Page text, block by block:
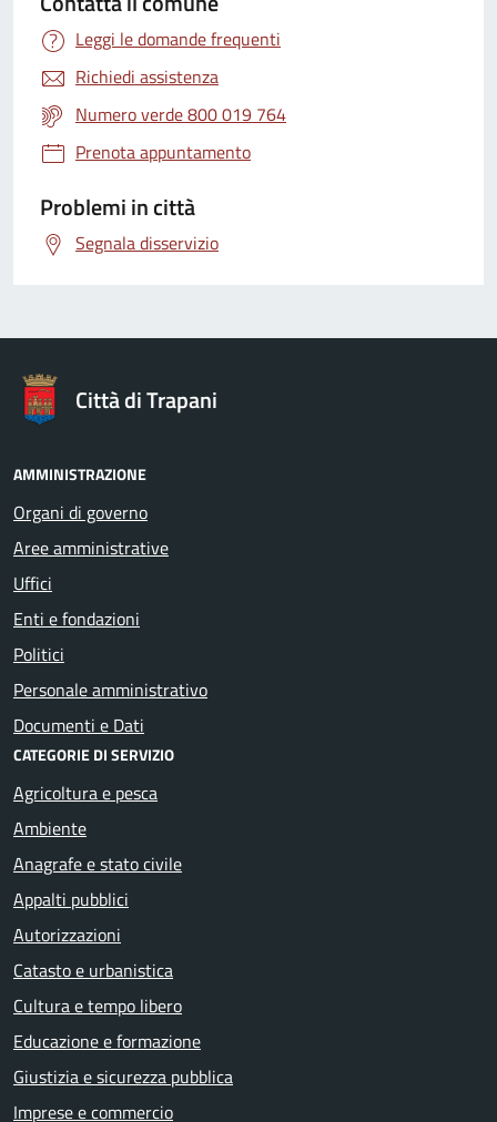
Leggi le domande frequenti
Richiedi assistenza
Numero verde 800 019 764
Prenota appuntamento
Problemi in città
Segnala disservizio
Città di Trapani
AMMINISTRAZIONE
Organi di governo
Aree amministrative
Uffici
Enti e fondazioni
Politici
Personale amministrativo
Documenti e Dati
CATEGORIE DI SERVIZIO
Agricoltura e pesca
Ambiente
Anagrafe e stato civile
Appalti pubblici
Autorizzazioni
Catasto e urbanistica
Cultura e tempo libero
Educazione e formazione
Giustizia e sicurezza pubblica
Imprese e commercio